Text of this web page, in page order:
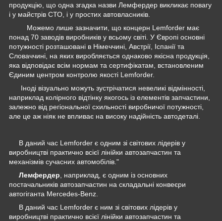
продукцію, що одна згадка назви Лемфердер викликає повагу
і у майстрів СТО, і у простих автовласників.
Можемо лише зазначити, що концерн Lemforder має
понад 70 заводів виробників у всьому світі. У Європі основні
потужності розташовані в Німеччині, Австрії, Іспанії та
Словаччині, на яких виробляється однаково якісна продукція,
яка відповідає всім нормам та сертифікатам, встановленим
Єдиним центром контролю якості Lemforder.
Іноді візуально можуть зустрічатися невеликі відмінності,
наприклад колірного відтінку якогось із елементів запчастини,
залежно від регіональної схильності виробничої потужності,
але це аж ніяк не впливає на високу надійність автодеталі.
В даний час Lemforder є одним зі світових лідерів у
виробництві практично всієї лінійки автозапчастин та
механізмів сучасних автомобілів."
Лемфердер , наприклад, є одним із основних
постачальників автозапчастин на складальні конвеєри
автогіганта Mercedes-Benz.
В даний час Lemforder є ним зі світових лідерів у
виробництві практично всієї лінійки автозапчастин та